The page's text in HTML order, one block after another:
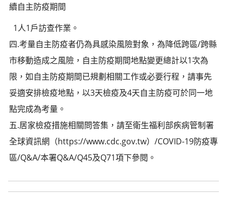
續自主防疫期間
1人1戶訪查作業。
四.考量自主防疫者仍為具感染風險對象，為降低跨區/跨縣
市移動造成之風險，自主防疫期間地點變更總計以1次為
限，如自主防疫期間已規劃相關工作或必要行程，請事先
妥適安排檢疫地點，以3天檢疫及4天自主防疫可於同一地
點完成為考量。
五.居家檢疫措施相關問答集，請至衛生福利部疾病管制署
全球資訊網（https://www.cdc.gov.tw）/COVID-19防疫專
區/Q&A/本署Q&A/Q45及Q71項下參閱。